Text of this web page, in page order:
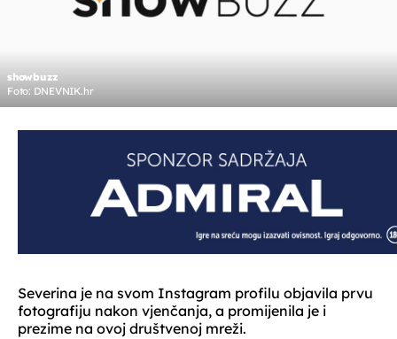
showbuzz
Foto: DNEVNIK.hr
Severina je na svom Instagram profilu objavila prvu
fotografiju nakon vjenčanja, a promijenila je i
prezime na ovoj društvenoj mreži.